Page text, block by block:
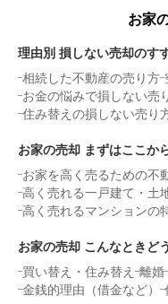
お家
理由別 損しない売却のす
相続した不動産の売り方
お金の悩みで損しない売
住み替えの損しない売り
お家の売却 まずはここか
お家を高く売るための不
高く売れる一戸建て・土
高く売れるマンションの
お家の売却 こんなときど
買い替え・住み替え
離婚
金銭的理由（借金など）